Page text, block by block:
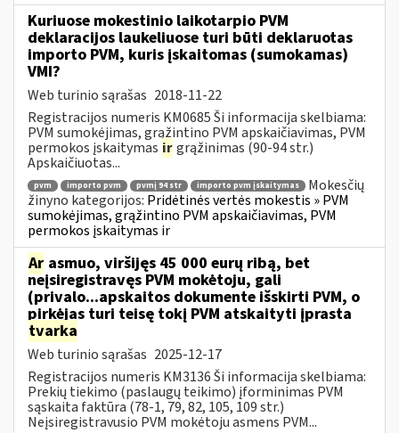
Kuriuose mokestinio laikotarpio PVM
deklaracijos laukeliuose turi būti deklaruotas
importo PVM, kuris įskaitomas (sumokamas)
VMI?
Web turinio sąrašas 2018-11-22
Registracijos numeris KM0685 Ši informacija skelbiama:
PVM sumokėjimas, grąžintino PVM apskaičiavimas, PVM
permokos įskaitymas irgrąžinimas (90-94 str.)
Apskaičiuotas...
pvm importo pvm pvmį 94 str importo pvm įskaitymas
Mokesčių
žinyno kategorijos: Pridėtinės vertės mokestis » PVM
sumokėjimas, grąžintino PVM apskaičiavimas, PVM
permokos įskaitymas ir
Ar asmuo, viršijęs 45 000 eurų ribą, bet
neįsiregistravęs PVM mokėtoju, gali
(privalo...apskaitos dokumente išskirti PVM, o
pirkėjas turi teisę tokį PVM atskaityti įprasta
tvarka
Web turinio sąrašas 2025-12-17
Registracijos numeris KM3136 Ši informacija skelbiama:
Prekių tiekimo (paslaugų teikimo) įforminimas PVM
sąskaita faktūra (78-1, 79, 82, 105, 109 str.)
Neįsiregistravusio PVM mokėtoju asmens PVM...